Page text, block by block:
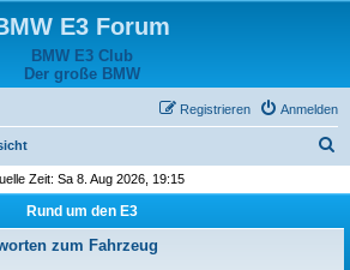
E3 Forum
BMW E3 Club
Der große BMW
Anmelden
Registrieren
h
Zeit: Sa 8. Aug 2026, 19:15
Rund um den E3
zum Fahrzeug